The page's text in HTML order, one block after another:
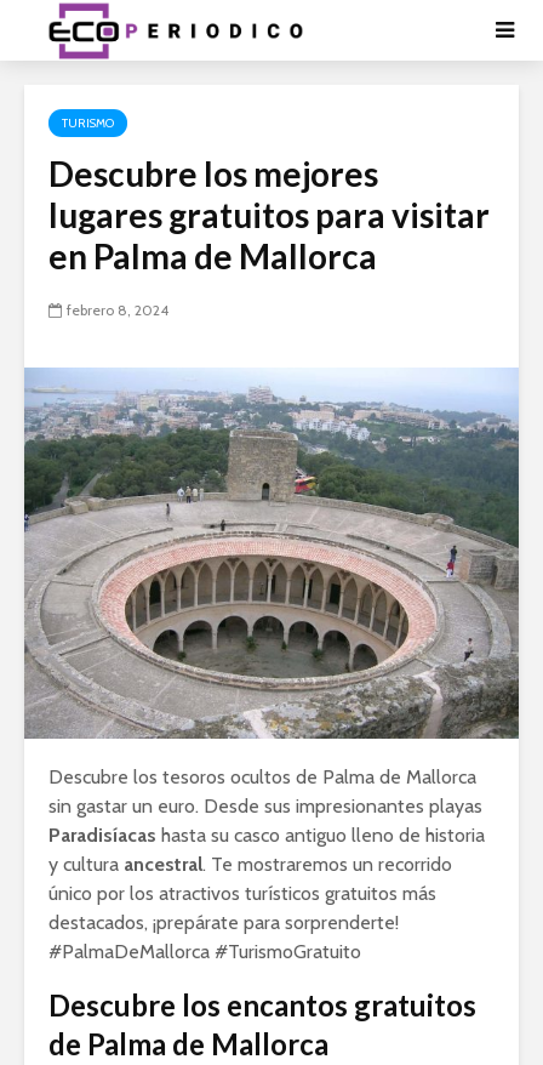
TURISMO
Descubre los mejores
lugares gratuitos para visitar
en Palma de Mallorca
febrero 8, 2024
Descubre los tesoros ocultos de Palma de Mallorca
sin gastar un euro. Desde sus impresionantes playas
Paradisíacas hasta su casco antiguo lleno de historia
y cultura ancestral. Te mostraremos un recorrido
único por los atractivos turísticos gratuitos más
destacados, ¡prepárate para sorprenderte!
#PalmaDeMallorca #TurismoGratuito
Descubre los encantos gratuitos
de Palma de Mallorca